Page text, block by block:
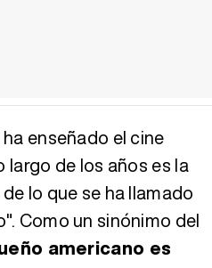
enseñado el cine
de los años es la
lo que se ha llamado
Como un sinónimo del
americano es